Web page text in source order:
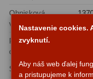
Diaľkomery9
Monokulárne49
Ohnisková
vzdialenosť:
Priemer
objektívu:
Svetelnosť:
Nastavenie cookies.
zvyknutí.
Aby náš web ďalej
a pristupujeme k